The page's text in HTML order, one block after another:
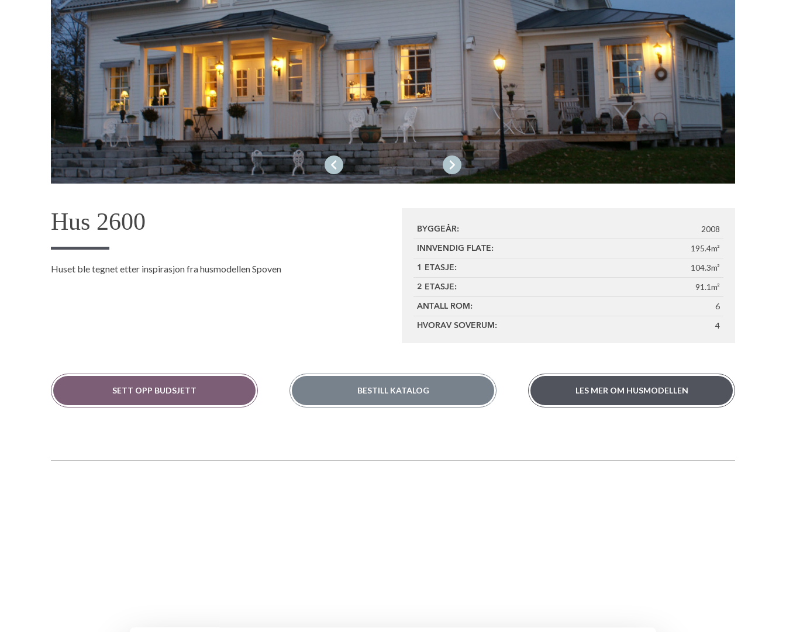
1/2
Hus 2600
Huset ble tegnet etter inspirasjon fra husmodellen Spoven
BYGGEÅR: 2008
INNVENDIG FLATE: 195.4m²
1 ETASJE: 104.3m²
2 ETASJE: 91.1m²
ANTALL ROM: 6
HVORAV SOVERUM: 4
SETT OPP BUDSJETT BESTILL KATALOG LES MER OM HUSMODELLEN